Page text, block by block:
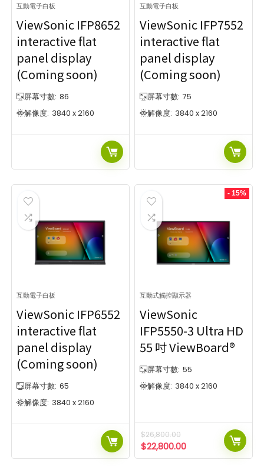
互動電子白板
ViewSonic IFP8652
interactive flat
panel display
(Coming soon)
屏幕寸數: 86
解像度: 3840 x 2160
互動電子白板
ViewSonic IFP7552
interactive flat
panel display
(Coming soon)
屏幕寸數: 75
解像度: 3840 x 2160
互動電子白板
ViewSonic IFP6552
interactive flat
panel display
(Coming soon)
屏幕寸數: 65
解像度: 3840 x 2160
- 15%
互動式觸控顯示器
ViewSonic
IFP5550-3 Ultra HD
55 吋 ViewBoard®
屏幕寸數: 55
解像度: 3840 x 2160
$26,800.00
$22,800.00